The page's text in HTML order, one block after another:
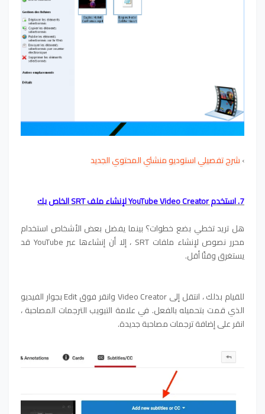
›شرح تفصيلي استوديو منشئي المحتوي الجديد
7. استخدم YouTube Video Creator لإنشاء ملف SRT الخاص بك
هل تريد تخطي بضع خطوات؟ بينما يفضل بعض الأشخاص استخدام
محرر نصوص لإنشاء ملفات SRT ، إلا أن إنشاءها عبر YouTube قد
يستغرق وقتًا أقل.
للقيام بذلك ، انتقل إلى Video Creator وانقر فوق Edit بجوار الفيديو
الذي قمت بتحميله بالفعل. في علامة التبويب الترجمات المصاحبة ،
انقر على إضافة ترجمات مصاحبة جديدة.